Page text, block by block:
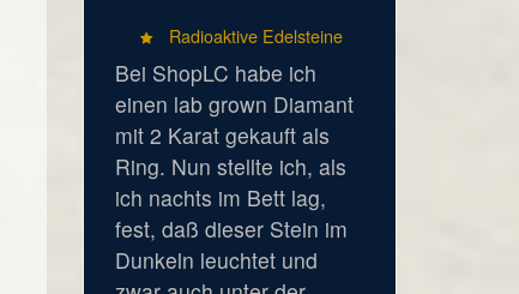
Radioaktive Edelsteine
Bei ShopLC habe ich
einen lab grown Diamant
mit 2 Karat gekauft als
Ring. Nun stellte ich, als
ich nachts im Bett lag,
fest, daß dieser Stein im
Dunkeln leuchtet und